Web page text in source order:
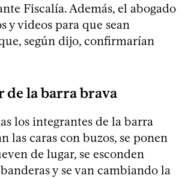
Fiscalía. Además, el abogado
y videos para que sean
según dijo, confirmarían
de la barra brava
los integrantes de la barra
las caras con buzos, se ponen
de lugar, se esconden
y se van cambiando la